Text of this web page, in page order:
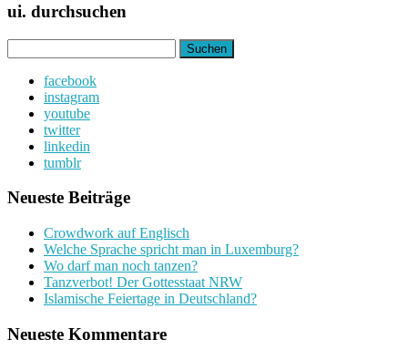
ui. durchsuchen
nach:
facebook
instagram
youtube
twitter
linkedin
tumblr
Neueste Beiträge
Crowdwork auf Englisch
Welche Sprache spricht man in Luxemburg?
Wo darf man noch tanzen?
Tanzverbot! Der Gottesstaat NRW
Islamische Feiertage in Deutschland?
Neueste Kommentare